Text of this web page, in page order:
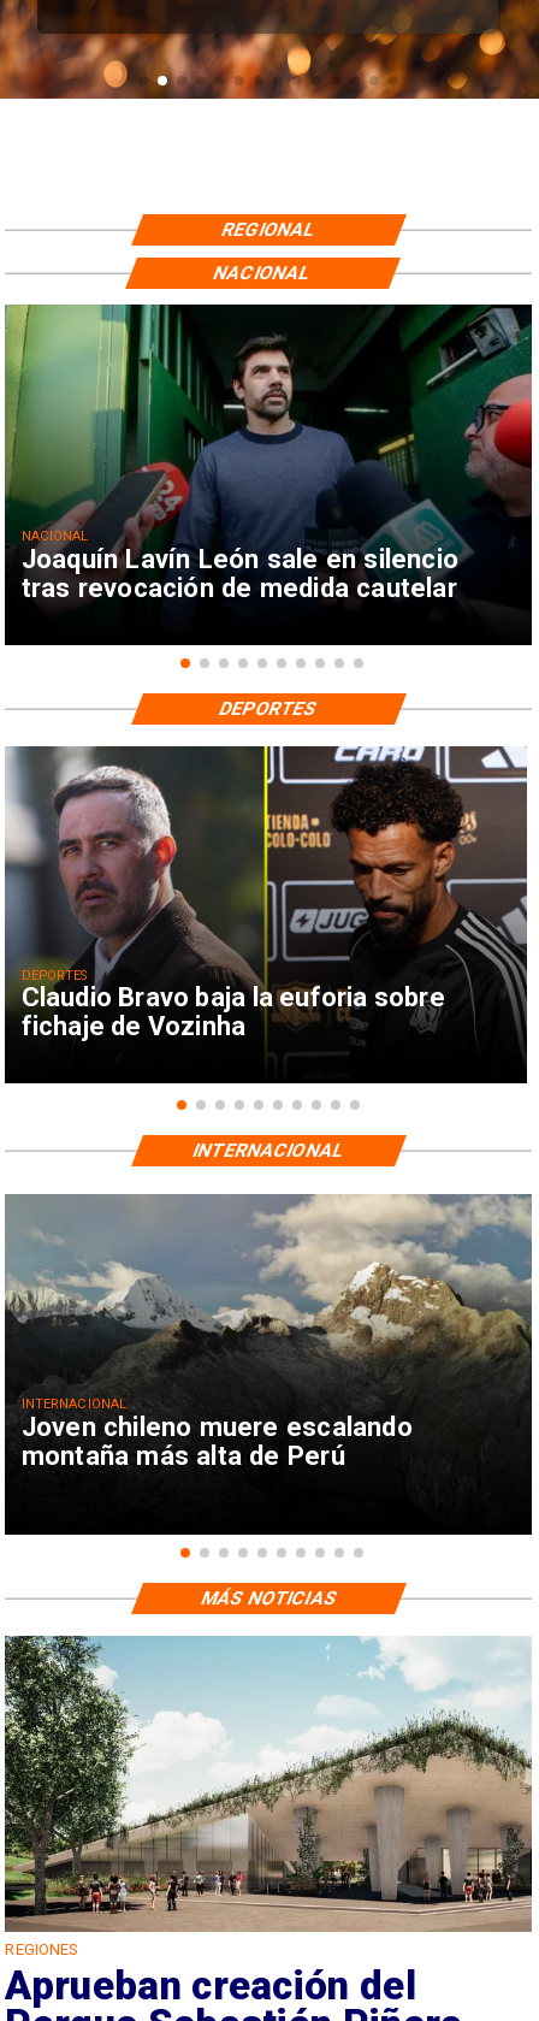
REGIONAL
Joaquín Lavín León sale en silencio
tras revocación de medida cautelar
NACIONAL
NACIONAL
Claudio Bravo baja la euforia sobre
fichaje de Vozinha
DEPORTES
DEPORTES
Joven chileno muere escalando
montaña más alta de Perú
INTERNACIONAL
INTERNACIONAL
REGIONES
Aprueban creación del
MÁS NOTICIAS